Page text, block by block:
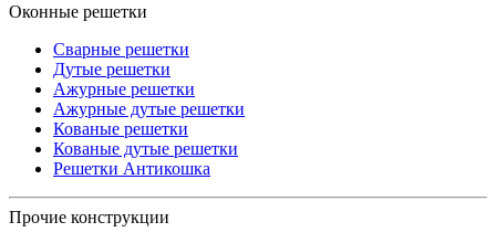
Оконные решетки
Сварные решетки
Дутые решетки
Ажурные решетки
Ажурные дутые решетки
Кованые решетки
Кованые дутые решетки
Решетки Антикошка
Прочие конструкции